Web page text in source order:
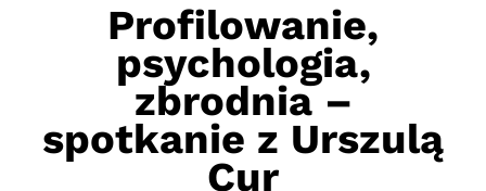
Profilowanie,
psychologia,
zbrodnia –
spotkanie z Urszulą
Cur